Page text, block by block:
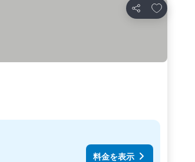
シェア
お気に入
料金を表示